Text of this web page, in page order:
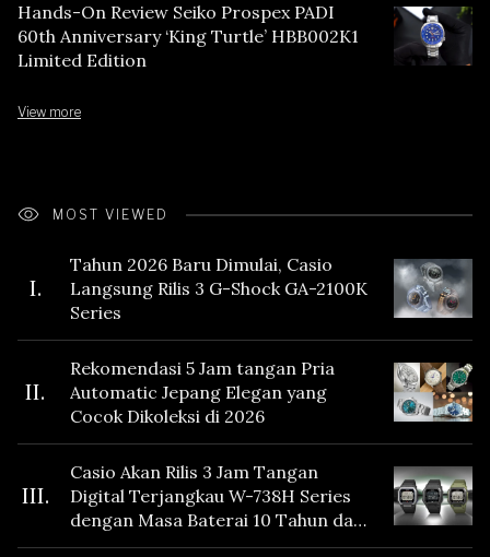
Hands-On Review Seiko Prospex PADI
60th Anniversary ‘King Turtle’ HBB002K1
Limited Edition
View more
MOST VIEWED
I.
Tahun 2026 Baru Dimulai, Casio
Langsung Rilis 3 G-Shock GA-2100K
Series
II.
Rekomendasi 5 Jam tangan Pria
Automatic Jepang Elegan yang
Cocok Dikoleksi di 2026
III.
Casio Akan Rilis 3 Jam Tangan
Digital Terjangkau W-738H Series
dengan Masa Baterai 10 Tahun dan
Fitur Vibration